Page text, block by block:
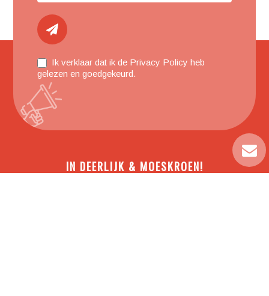
Ik verklaar dat ik de Privacy Policy heb
gelezen en goedgekeurd.
IN DEERLIJK & MOESKROEN!